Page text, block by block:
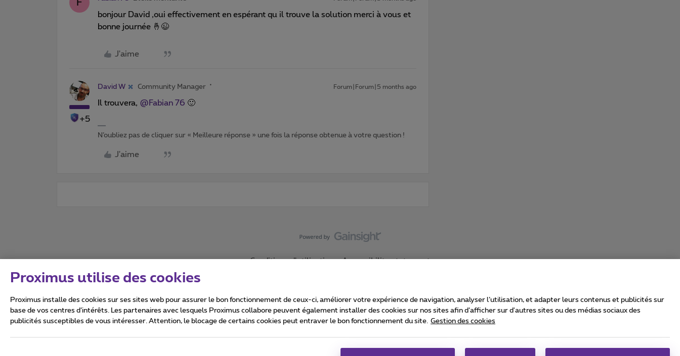
F
bonjour David ,oui effectivement en espérant qu il trouve la solution merci à vous et
bonne journée 🤞😉
J'aime
+5
David W Community Manager Forum|Forum|5 months ago
Il trouvera, ​ @Fabian 76 🙂
N’oubliez pas de cliquer sur « Meilleure réponse » une fois la réponse obtenue à votre question !
J'aime
Conditions d'utilisation Accessibility statement
Tous droits réservés. ©2026Proximus
Carrier & Wholesale Solutions
Proximus utilise des cookies
Proximus installe des cookies sur ses sites web pour assurer le bon fonctionnement de ceux-ci, améliorer votre expérience de navigation, analyser l’utilisation, et adapter leurs contenus et publicités sur
base de vos centres d’intérêts. Les partenaires avec lesquels Proximus collabore peuvent également installer des cookies sur nos sites afin d’afficher sur d'autres sites ou des médias sociaux des
publicités susceptibles de vous intéresser. Attention, le blocage de certains cookies peut entraver le bon fonctionnement du site. Gestion des cookies